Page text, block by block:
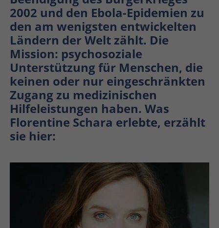
2002 und den Ebola-Epidemien zu
den am wenigsten entwickelten
Ländern der Welt zählt. Die
Mission: psychosoziale
Unterstützung für Menschen, die
keinen oder nur eingeschränkten
Zugang zu medizinischen
Hilfeleistungen haben. Was
Florentine Schara erlebte, erzählt
sie hier: